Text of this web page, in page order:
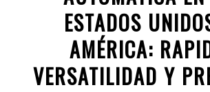
ESTADOS
AMÉRICA:
VERSATILIDAD Y